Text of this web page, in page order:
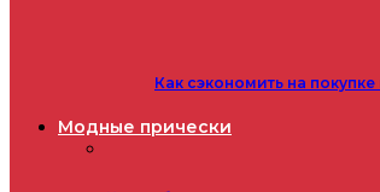
Как сэкономить на
Модные прически